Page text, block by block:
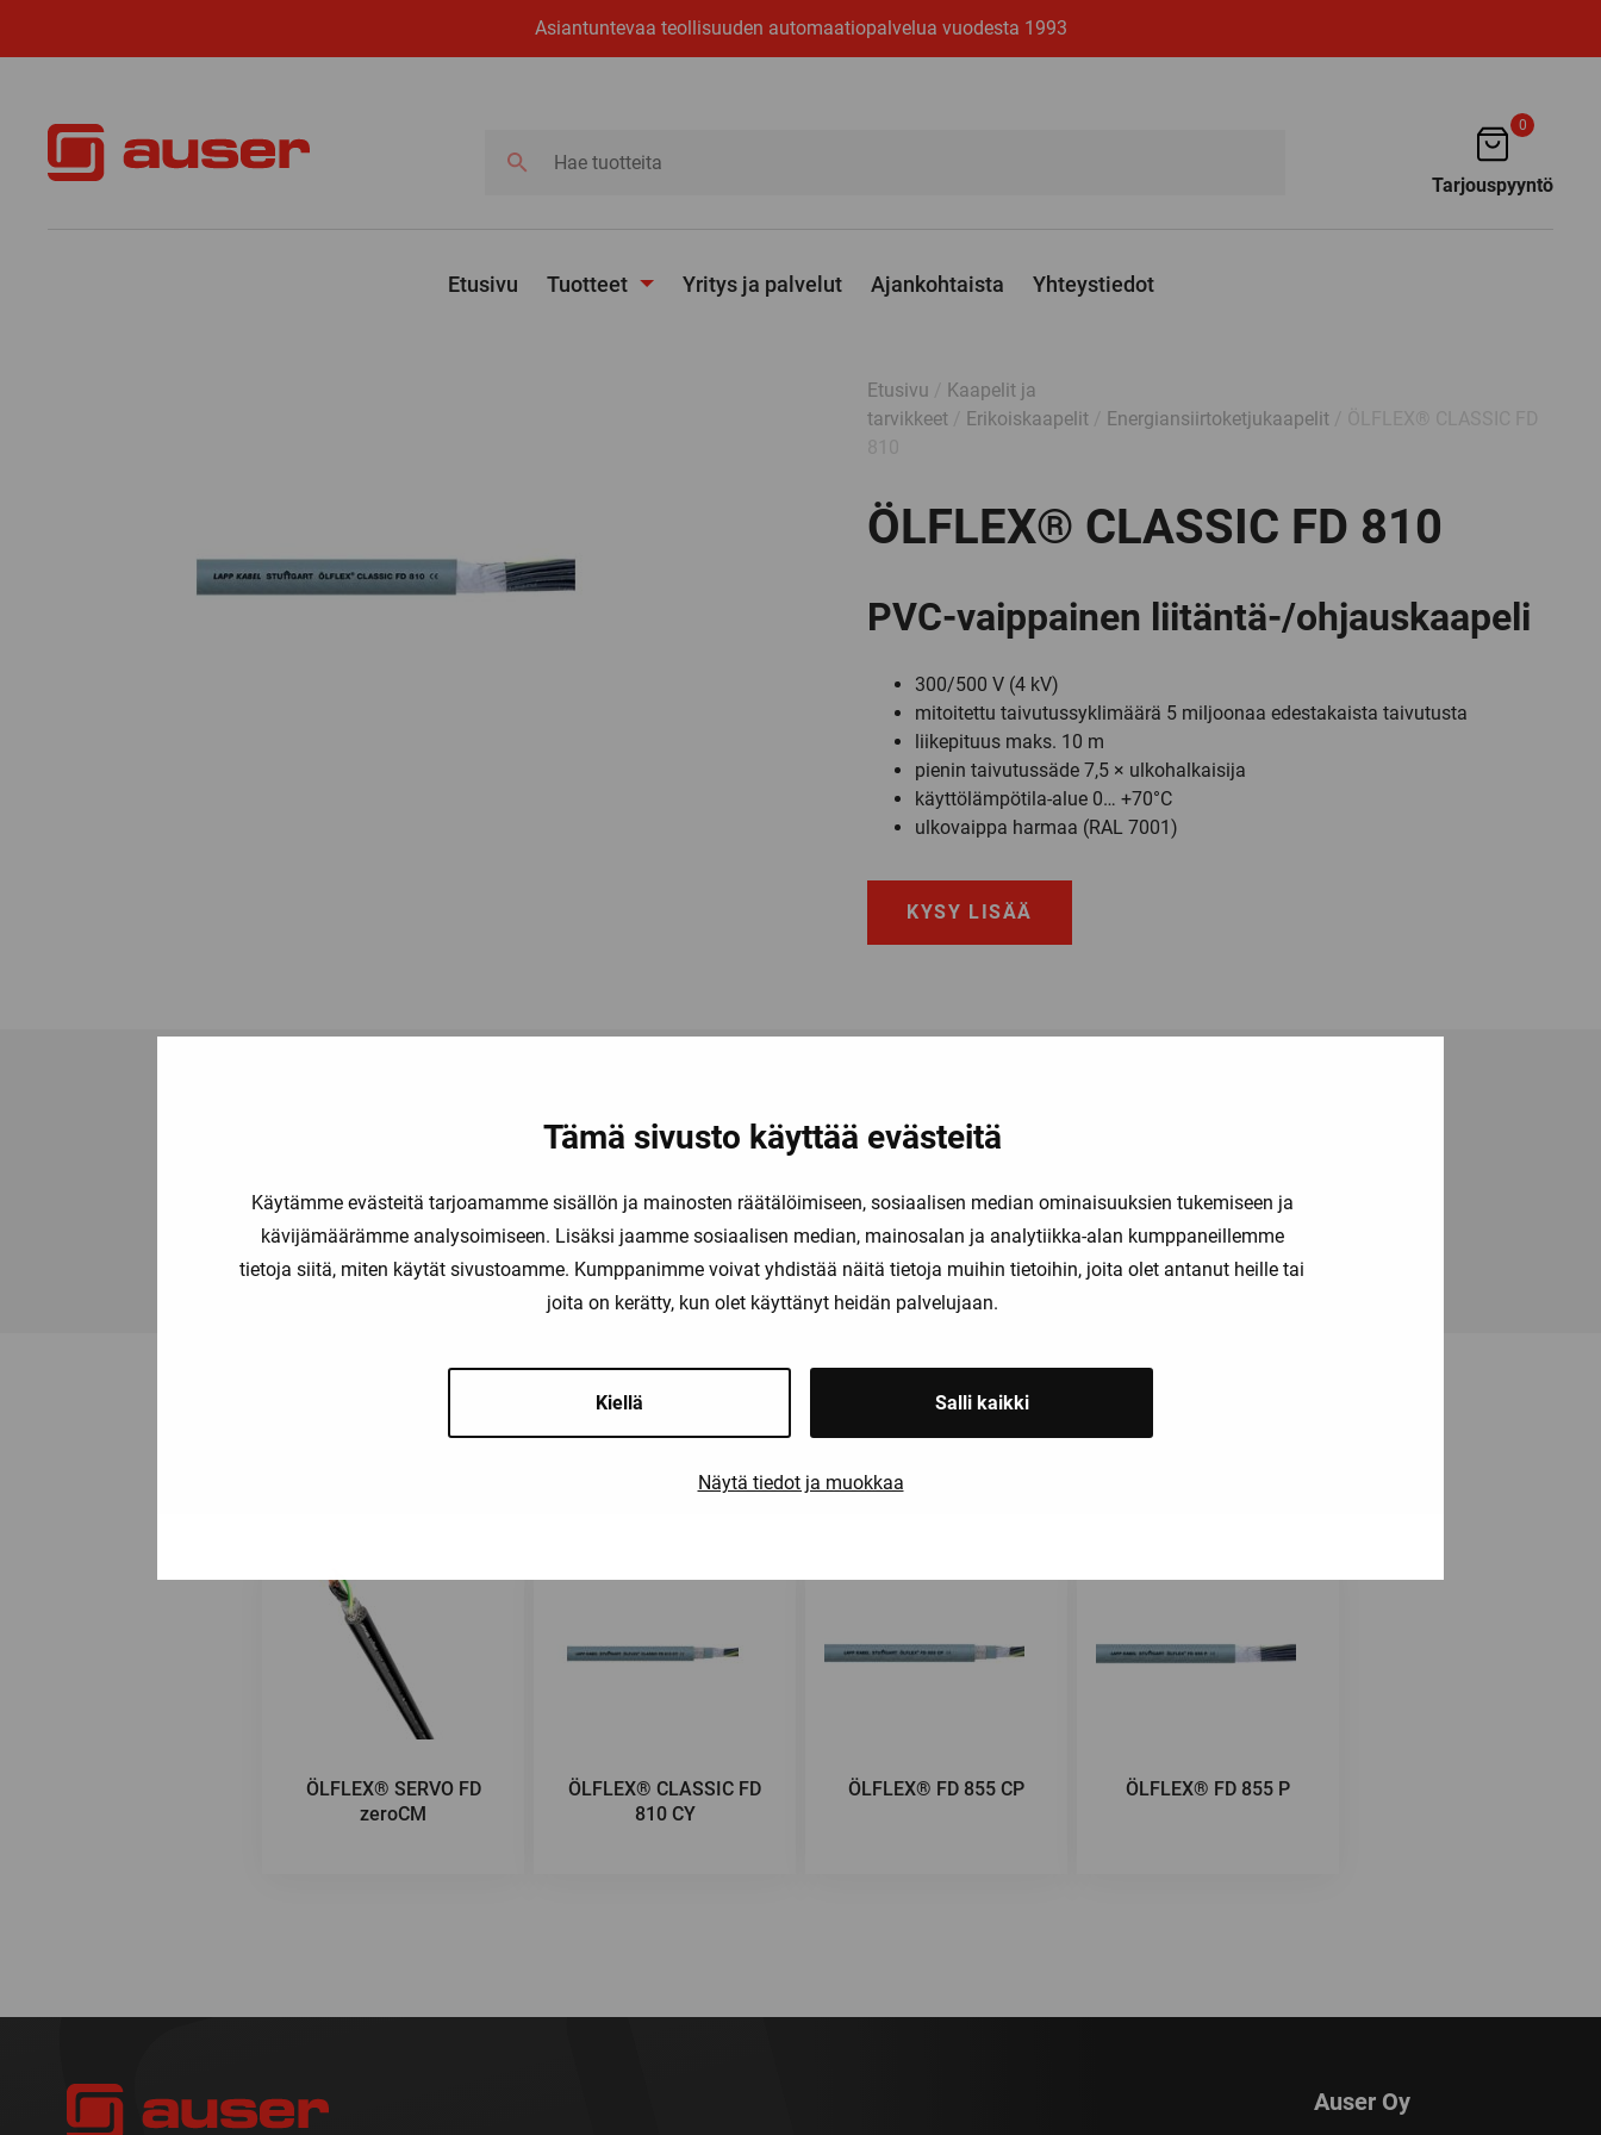
Tämä sivusto käyttää evästeitä
Käytämme evästeitä tarjoamamme sisällön ja mainosten räätälöimiseen, sosiaalisen median ominaisuuksien tukemiseen ja
kävijämäärämme analysoimiseen. Lisäksi jaamme sosiaalisen median, mainosalan ja analytiikka-alan kumppaneillemme
tietoja siitä, miten käytät sivustoamme. Kumppanimme voivat yhdistää näitä tietoja muihin tietoihin, joita olet antanut heille tai
joita on kerätty, kun olet käyttänyt heidän palvelujaan.
Kiellä Salli kaikki
Näytä tiedot ja muokkaa
Asiantuntevaa teollisuuden automaatiopalvelua vuodesta 1993
tuotteita
0
Tarjouspyyntö
Etusivu Tuotteet Yritys ja palvelut Ajankohtaista Yhteystiedot
Etusivu
Kaapelit ja
tarvikkeet
Erikoiskaapelit Energiansiirtoketjukaapelit
ÖLFLEX® CLASSIC FD 810
PVC-vaippainen liitäntä-/ohjauskaapeli
300/500 V (4 kV)
mitoitettu taivutussyklimäärä 5 miljoonaa edestakaista taivutusta
liikepituus maks. 10 m
pienin taivutussäde 7,5 × ulkohalkaisija
käyttölämpötila-alue 0… +70°C
ulkovaippa harmaa (RAL 7001)
KYSY LISÄÄ
ÖLFLEX CLASSIC FD 810
Saatat olla kiinnostunut myös näistä
ÖLFLEX® SERVO FD
zeroCM
ÖLFLEX® CLASSIC FD
810 CY
ÖLFLEX® FD 855 CP ÖLFLEX® FD 855 P
Auser Oy